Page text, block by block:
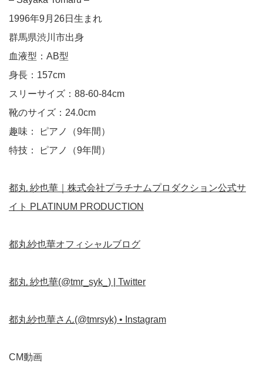
1996年9月26日生まれ
群馬県渋川市出身
血液型：AB型
身長：157cm
スリーサイズ：88-60-84cm
靴のサイズ：24.0cm
趣味： ピアノ（9年間）
特技： ピアノ（9年間）
都丸 紗也華｜株式会社プラチナムプロダクション公式サ
イト PLATINUM PRODUCTION
都丸紗也華オフィシャルブログ
都丸 紗也華(@tmr_syk_) | Twitter
都丸紗也華さん(@tmrsyk) • Instagram
CM動画